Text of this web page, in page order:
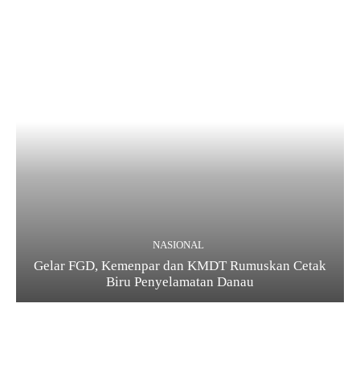
NASIONAL
Gelar FGD, Kemenpar dan KMDT Rumuskan Cetak
Biru Penyelamatan Danau